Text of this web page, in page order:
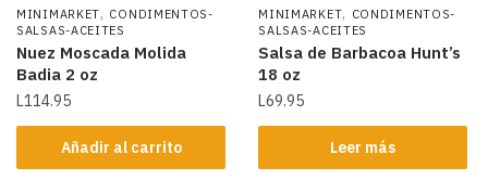
MINIMARKET, CONDIMENTOS-
SALSAS-ACEITES
Nuez Moscada Molida
Badia 2 oz
L114.95
Añadir al carrito
MINIMARKET, CONDIMENTOS-
SALSAS-ACEITES
Salsa de Barbacoa Hunt’s
18 oz
L69.95
Leer más